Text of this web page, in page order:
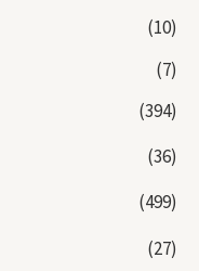
(10)
(7)
(394)
(36)
(499)
(27)